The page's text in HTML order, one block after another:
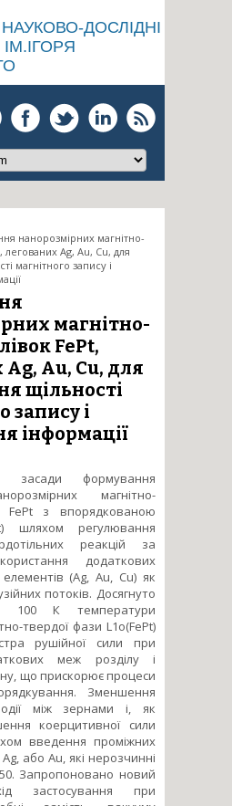
ДОСЛІДНІ
нанорозмірних магнітно-
легованих Ag, Au, Cu, для
магнітного запису і
магнітно-
FePt,
Au, Cu, для
щільності
запису і
інформації
засади формування
магнітно-
FePt з впорядкованою
шляхом регулювання
реакцій за
додаткових
(Ag, Au, Cu) як
потоків. Досягнуто
100 К температури
твердої фази L1о(FePt)
рушійної сили при
меж розділу і
що прискорює процеси
Зменшення
між зернами і, як
коерцитивної сили
введення проміжних
або Au, які нерозчинні
Запропоновано новий
застосування при